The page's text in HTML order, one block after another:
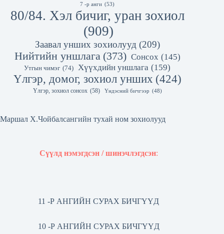
7 -р анги (53)
80/84. Хэл бичиг, уран зохиол
(909)
Заавал унших зохиолууд (209)
Нийтийн уншлага (373) Сонсох (145)
Утгын чимэг (74) Хүүхдийн уншлага (159)
Үлгэр, домог, зохиол унших (424)
Үлгэр, зохиол сонсох (58) Үндэсний бичгээр (48)
Маршал Х.Чойбалсангийн тухай ном зохиолууд
Сүүлд нэмэгдсэн / шинэчлэгдсэн:
11 -Р АНГИЙН СУРАХ БИЧГҮҮД
10 -Р АНГИЙН СУРАХ БИЧГҮҮД